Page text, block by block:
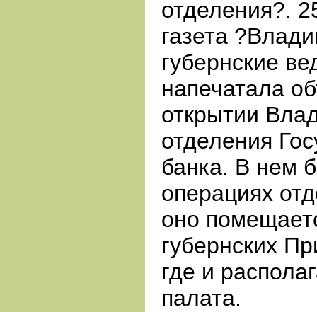
отделения?.
газета
губернские
напечатала
открытии
отделения
банка. В нем
операциях
оно
губернских
где и
палата.